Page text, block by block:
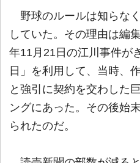
野球のルールは知らな
していた。その理由は編
年11月21日の江川事件が
日」を利用して、当時、
と強引に契約を交わした
ングにあった。その後始
られたのだ。